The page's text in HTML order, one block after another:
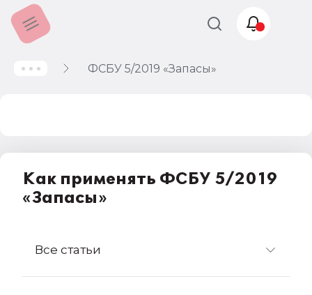
ФСБУ 5/2019 «Запасы»
Как применять ФСБУ 5/2019
«Запасы»
Все статьи
Учет и